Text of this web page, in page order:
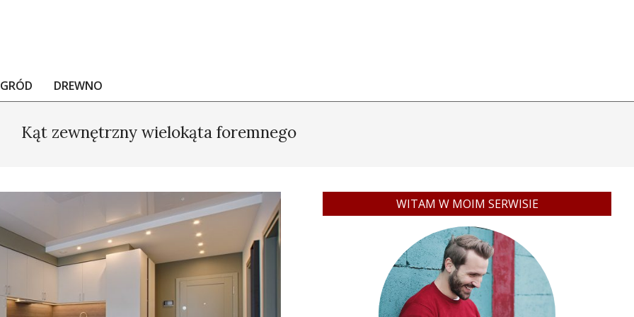
DREWNO
Kąt zewnętrzny wielokąta foremnego
WITAM W MOIM SERWISIE